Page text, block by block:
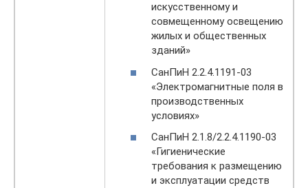
искусственному и
совмещенному освещению
жилых и общественных
зданий»
СанПиН 2.2.4.1191-03
«Электромагнитные поля в
производственных
условиях»
СанПиН 2.1.8/2.2.4.1190-03
«Гигиенические
требования к размещению
и эксплуатации средств